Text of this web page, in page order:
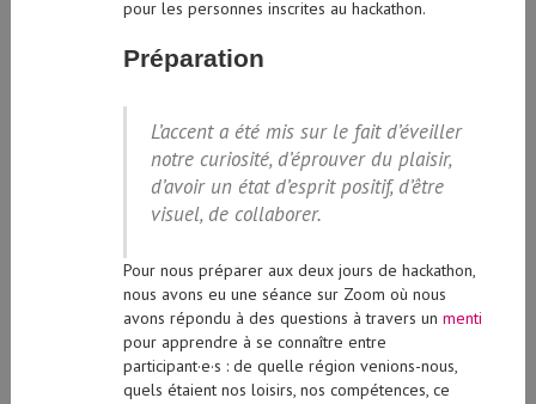
notre curiosité, d’éprouver du plaisir,
d’avoir un état d’esprit positif, d’être
visuel, de collaborer.
nous avons eu une séance sur Zoom où nous
avons répondu à des questions à travers unmenti
pour apprendre à se connaître entre
participant·e·s : de quelle région venions-nous,
quels étaient nos loisirs, nos compétences, ce
qu’on comprenait du thème des LS, etc. Les